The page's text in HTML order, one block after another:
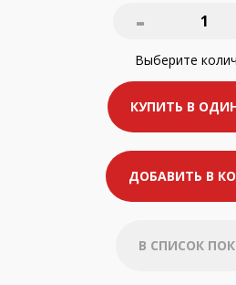
- 1
Выберите
КУПИТЬ В
ДОБАВИТЬ В
В СПИСОК